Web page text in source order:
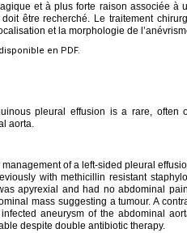
et à plus forte raison associée à
être recherché. Le traitement
et la morphologie de
en PDF.
pleural effusion is a rare, often
aorta.
of a left-sided pleural
with methicillin resistant
apyrexial and had no abdominal
mass suggesting a tumour. A
aneurysm of the abdominal
despite double antibiotic therapy.